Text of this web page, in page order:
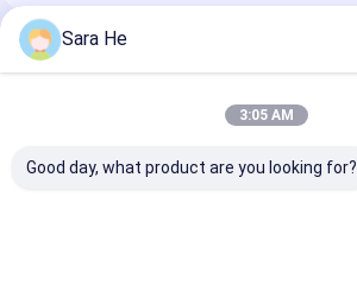
Produtos Recomendados
Sara He
3:05 AM
Good day, what product are you looking for?